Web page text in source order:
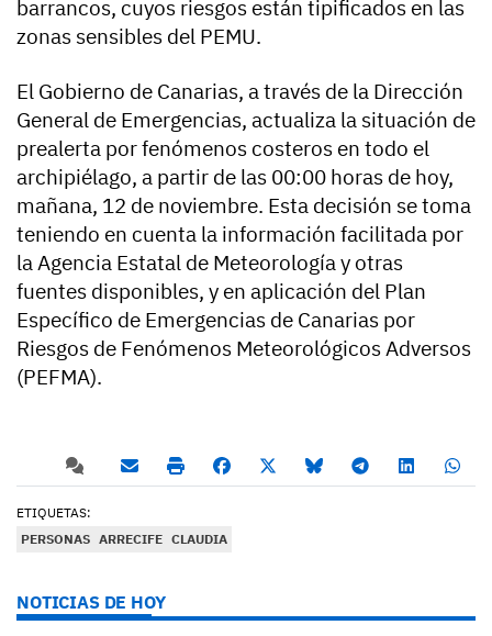
barrancos, cuyos riesgos están tipificados en las
zonas sensibles del PEMU.
El Gobierno de Canarias, a través de la Dirección
General de Emergencias, actualiza la situación de
prealerta por fenómenos costeros en todo el
archipiélago, a partir de las 00:00 horas de hoy,
mañana, 12 de noviembre. Esta decisión se toma
teniendo en cuenta la información facilitada por
la Agencia Estatal de Meteorología y otras
fuentes disponibles, y en aplicación del Plan
Específico de Emergencias de Canarias por
Riesgos de Fenómenos Meteorológicos Adversos
(PEFMA).
ETIQUETAS:
PERSONAS ARRECIFE CLAUDIA
NOTICIAS DE HOY